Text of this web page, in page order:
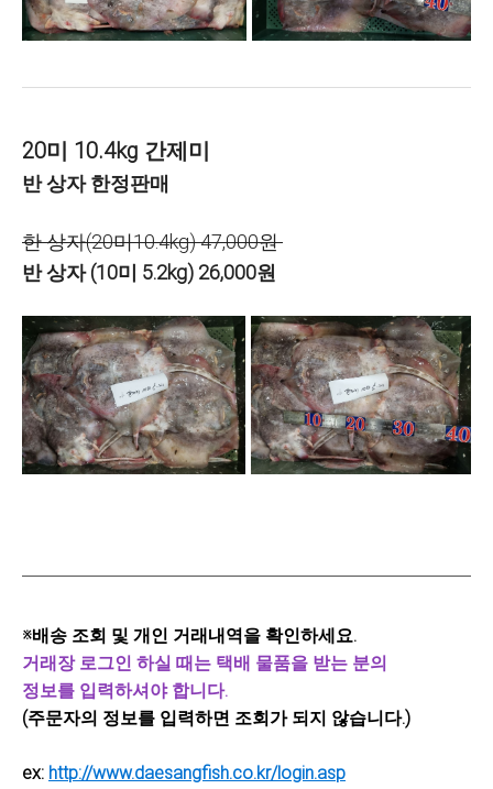
20미 10.4kg 간제미
반상자 한정판매
한 상자(20미10.4kg) 47,000원
반 상자 (10미 5.2kg) 26,000원
※배송 조회 및 개인 거래내역을 확인하세요.
거래장 로그인 하실 때는 택배 물품을 받는 분의
정보를 입력하셔야 합니다.
(주문자의 정보를 입력하면 조회가 되지 않습니다.)
ex: http://www.daesangfish.co.kr/login.asp